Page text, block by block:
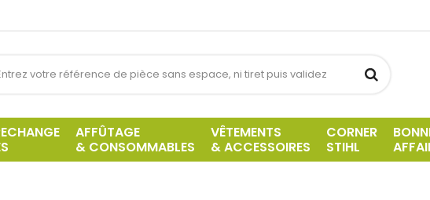
AFFÛTAGE
& CONSOMMABLES
VÊTEMENTS
& ACCESSOIRES
CORNER
STIHL